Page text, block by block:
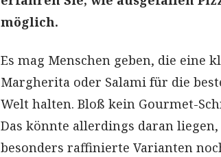
möglich.
Es mag Menschen geben, die eine
Margherita oder Salami für die
Welt halten. Bloß kein Gourmet-
Das könnte allerdings daran liegen,
besonders raffinierte Varianten